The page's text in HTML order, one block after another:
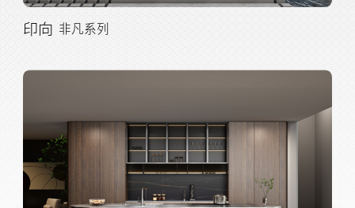
印向 非凡系列